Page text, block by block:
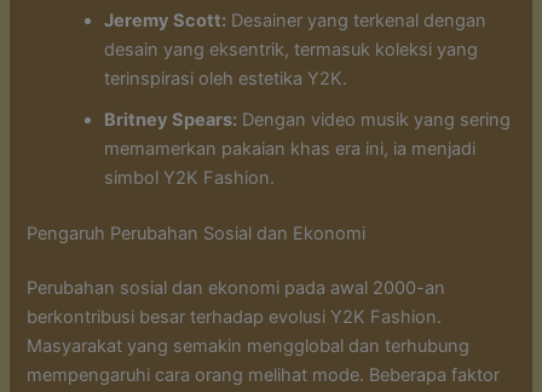
Jeremy Scott: Desainer yang terkenal dengan
desain yang eksentrik, termasuk koleksi yang
terinspirasi oleh estetika Y2K.
Britney Spears: Dengan video musik yang sering
memamerkan pakaian khas era ini, ia menjadi
simbol Y2K Fashion.
Pengaruh Perubahan Sosial dan Ekonomi
Perubahan sosial dan ekonomi pada awal 2000-an
berkontribusi besar terhadap evolusi Y2K Fashion.
Masyarakat yang semakin mengglobal dan terhubung
mempengaruhi cara orang melihat mode. Beberapa faktor